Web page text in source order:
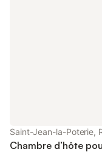
Saint-Jean-la-Poterie,
Chambre d’hôte